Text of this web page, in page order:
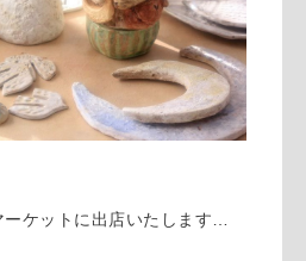
ケットに出店いたします…